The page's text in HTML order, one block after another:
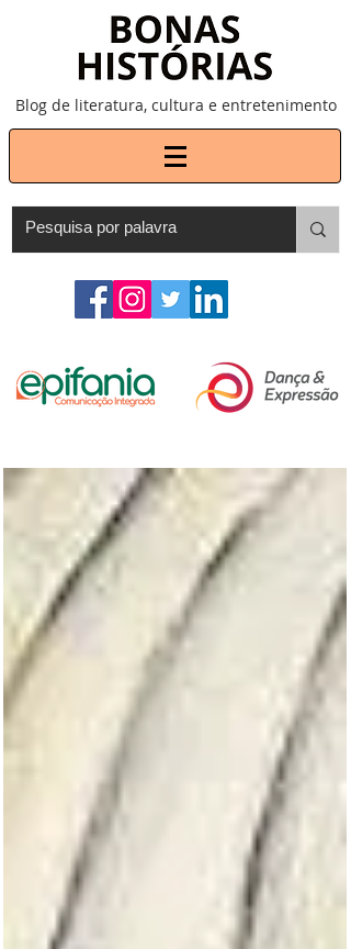
Blog de literatura, cultura e entretenimento